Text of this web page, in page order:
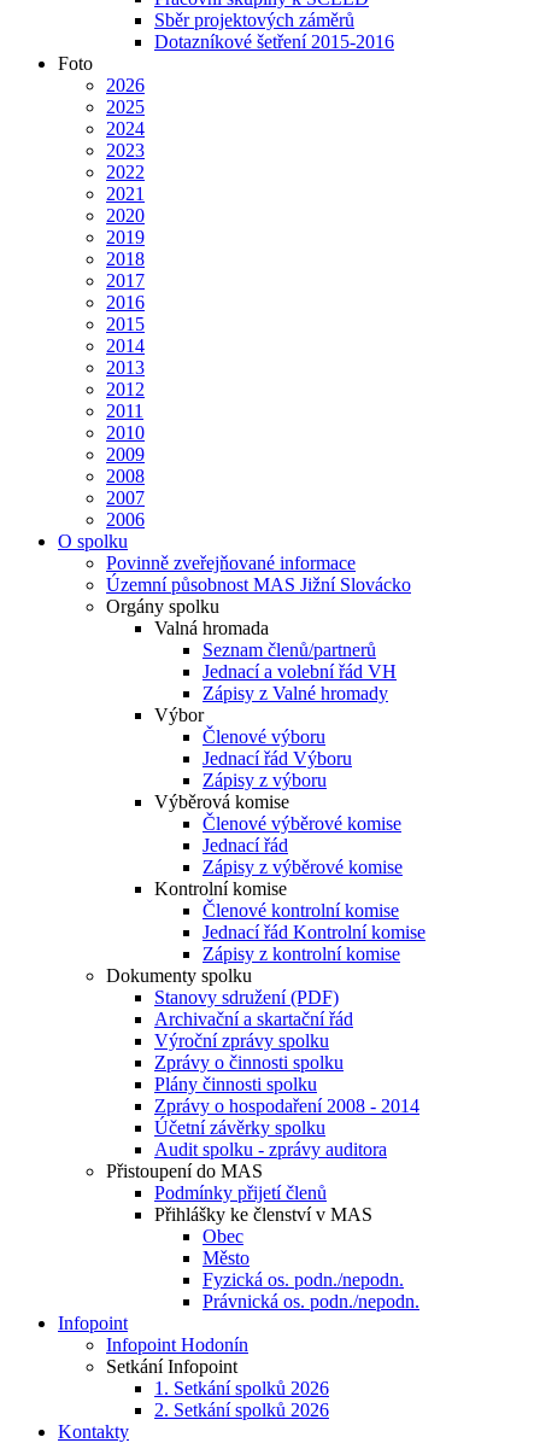
Sběr projektových záměrů
Dotazníkové šetření 2015-2016
Foto
2026
2025
2024
2023
2022
2021
2020
2019
2018
2017
2016
2015
2014
2013
2012
2011
2010
2009
2008
2007
2006
O spolku
Povinně zveřejňované informace
Územní působnost MAS Jižní Slovácko
Orgány spolku
Valná hromada
Seznam členů/partnerů
Jednací a volební řád VH
Zápisy z Valné hromady
Výbor
Členové výboru
Jednací řád Výboru
Zápisy z výboru
Výběrová komise
Členové výběrové komise
Jednací řád
Zápisy z výběrové komise
Kontrolní komise
Členové kontrolní komise
Jednací řád Kontrolní komise
Zápisy z kontrolní komise
Dokumenty spolku
Stanovy sdružení (PDF)
Archivační a skartační řád
Výroční zprávy spolku
Zprávy o činnosti spolku
Plány činnosti spolku
Zprávy o hospodaření 2008 - 2014
Účetní závěrky spolku
Audit spolku - zprávy auditora
Přistoupení do MAS
Podmínky přijetí členů
Přihlášky ke členství v MAS
Obec
Město
Fyzická os. podn./nepodn.
Právnická os. podn./nepodn.
Infopoint
Infopoint Hodonín
Setkání Infopoint
1. Setkání spolků 2026
2. Setkání spolků 2026
Kontakty